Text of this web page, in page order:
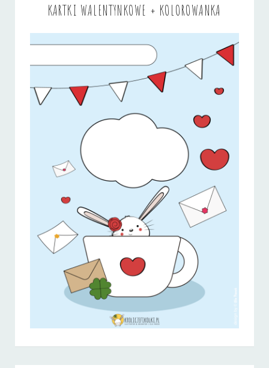
KARTKI WALENTYNKOWE + KOLOROWANKA